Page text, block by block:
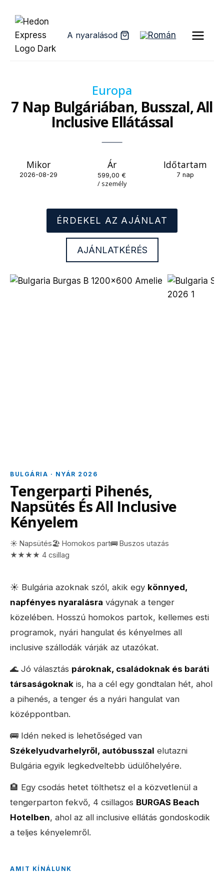
Skip
to
content
A nyaralásod
Europa
7 Nap Bulgáriában, Busszal, All
Inclusive Ellátással
Mikor
2026-08-29
Ár
599,00€
/ személy
Időtartam
7 nap
ÉRDEKEL AZ AJÁNLAT
AJÁNLATKÉRÉS
BULGÁRIA · NYÁR 2026
Tengerparti Pihenés,
Napsütés És All Inclusive
Kényelem
☀️ Napsütés🏖️ Homokos part🚌 Buszos utazás
★★★★ 4 csillag
☀️ Bulgária azoknak szól, akik egy könnyed,
napfényes nyaralásra vágynak a tenger
közelében. Hosszú homokos partok, kellemes esti
programok, nyári hangulat és kényelmes all
inclusive szállodák várják az utazókat.
🌊 Jó választás pároknak, családoknak és baráti
társaságoknak is, ha a cél egy gondtalan hét, ahol
a pihenés, a tenger és a nyári hangulat van
középpontban.
🚌 Idén neked is lehetőséged van
Székelyudvarhelyről, autóbusszal elutazni
Bulgária egyik legkedveltebb üdülőhelyére.
🏨 Egy csodás hetet tölthetsz el a közvetlenül a
tengerparton fekvő, 4 csillagos BURGAS Beach
Hotelben, ahol az all inclusive ellátás gondoskodik
a teljes kényelemről.
AMIT KÍNÁLUNK